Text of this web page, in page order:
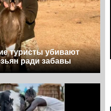
туристы убивают
ради забавы